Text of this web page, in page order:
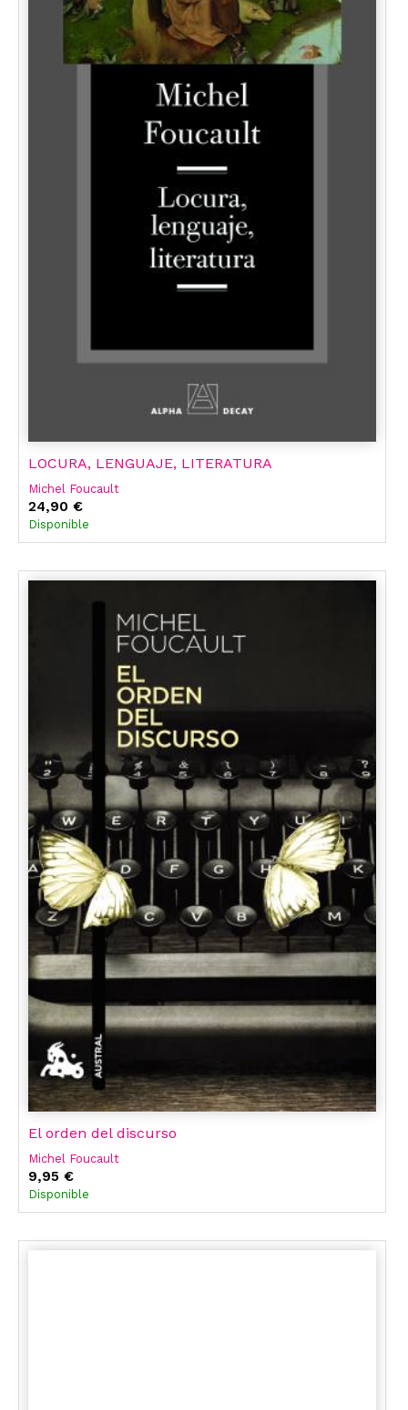
LOCURA, LENGUAJE, LITERATURA
Michel Foucault
24,90 €
Disponible
El orden del discurso
Michel Foucault
9,95 €
Disponible